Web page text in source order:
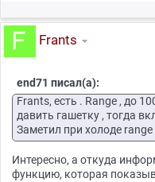
Frants
end71 писал(а):
Frants, есть . Range , до
давить гашетку , тогда
Заметил при холоде
Интересно, а откуда
функцию, которая